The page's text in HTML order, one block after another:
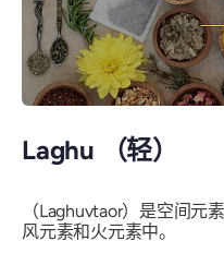
Laghu （轻）
（Laghuvtaor）是空间元
风元素和火元素中。